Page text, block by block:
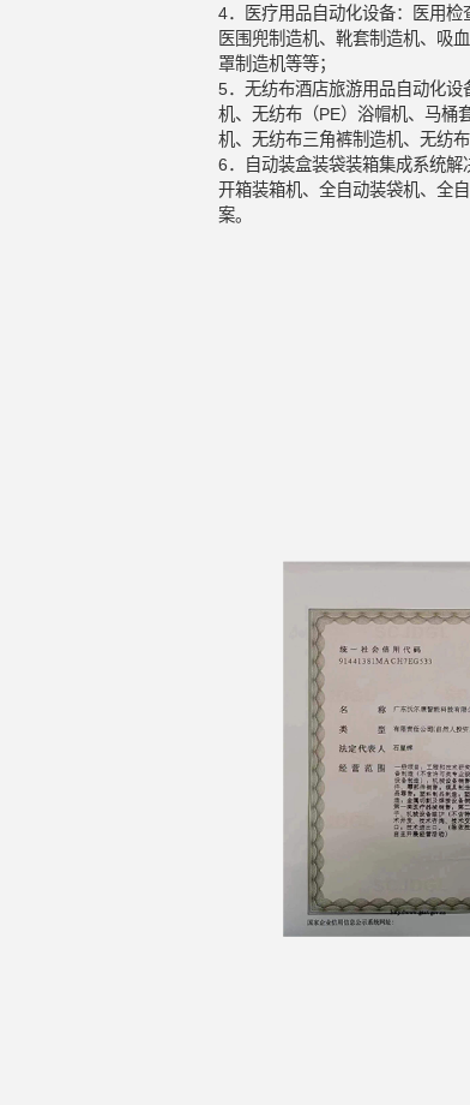
4．医疗用品自动化设备：医用
医围兜制造机、靴套制造机、吸
罩制造机等等；
5．无纺布酒店旅游用品自动化
机、无纺布（PE）浴帽机、马桶
机、无纺布三角裤制造机、无纺
6．自动装盒装袋装箱集成系统
开箱装箱机、全自动装袋机、全
案。